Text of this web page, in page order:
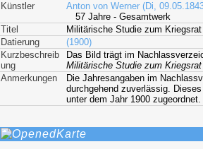
Künstler Anton von Werner (Di,
57 Jahre - Gesamtwerk
Titel
Militärische Studie zum
Datierung
(1900)
Kurzbeschreib
ung
Das Bild trägt im
Militärische Studie zum
Anmerkungen
Die Jahresangaben im
durchgehend zuverlässig.
unter dem Jahr 1900 zugeordnet.
Karte